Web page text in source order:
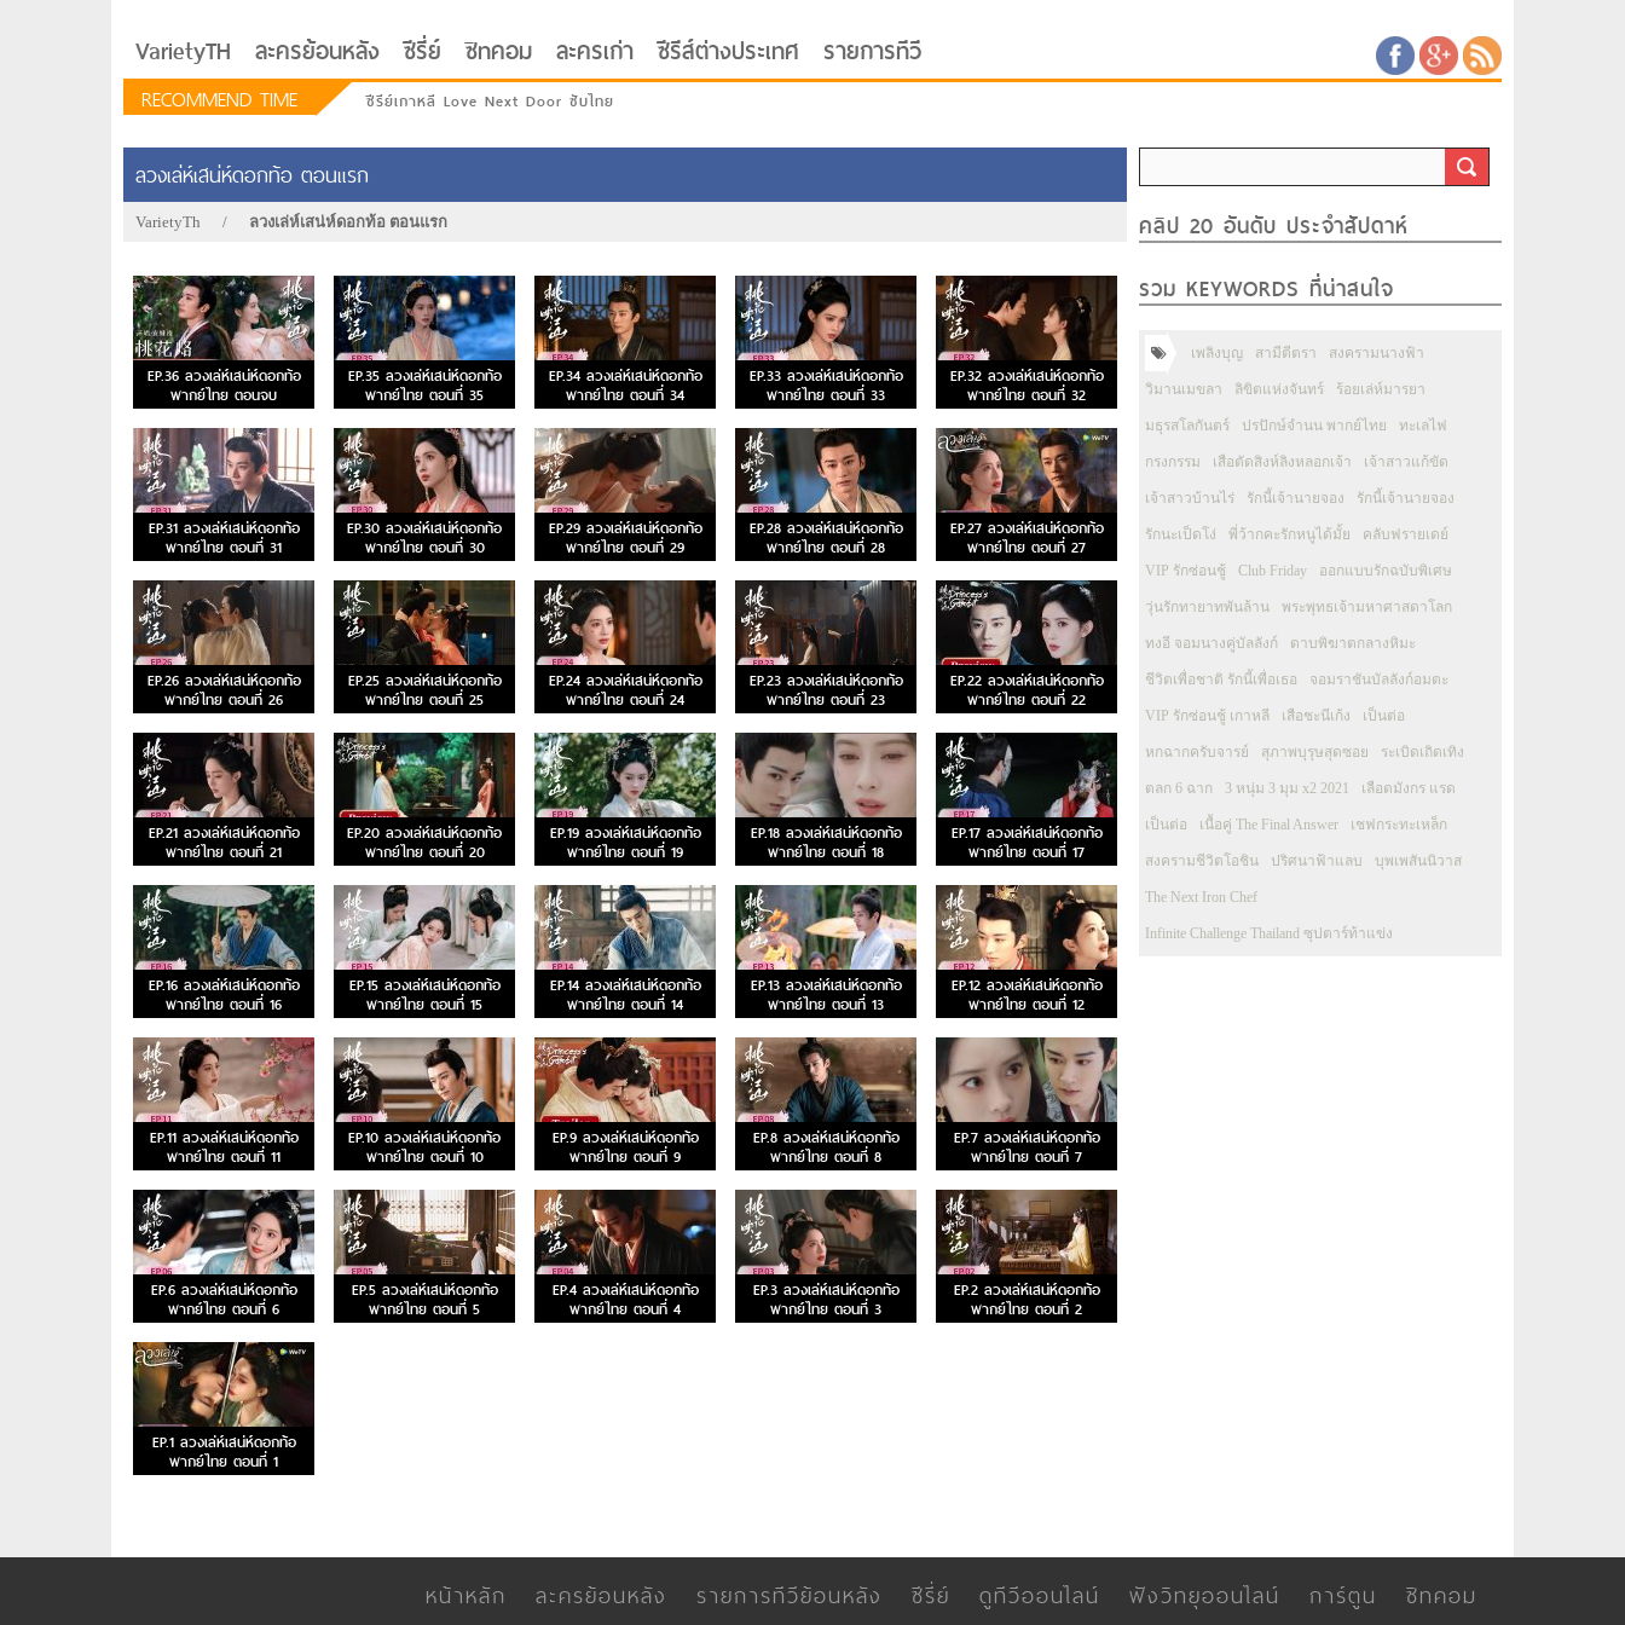
VarietyTH ละครย้อนหลัง ซีรี่ย์ ซิทคอม ละครเก่า ซีรีส์ต่างประเทศ รายการทีวี
RECOMMEND TIME ซีรีย์เกาหลี Love Next Door ซับไทย
รักอยู่ประตูถัดไป
ลวงเล่ห์เสน่ห์ดอกท้อ ตอนแรก
VarietyTh / ลวงเล่ห์เสน่ห์ดอกท้อ ตอนแรก
EP.36 ลวงเล่ห์เสน่ห์ดอกท้อ
พากย์ไทย ตอนจบ
EP.35 ลวงเล่ห์เสน่ห์ดอกท้อ
พากย์ไทย ตอนที่ 35
EP.34 ลวงเล่ห์เสน่ห์ดอกท้อ
พากย์ไทย ตอนที่ 34
EP.33 ลวงเล่ห์เสน่ห์ดอกท้อ
พากย์ไทย ตอนที่ 33
EP.32 ลวงเล่ห์เสน่ห์ดอกท้อ
พากย์ไทย ตอนที่ 32
EP.31 ลวงเล่ห์เสน่ห์ดอกท้อ
พากย์ไทย ตอนที่ 31
EP.30 ลวงเล่ห์เสน่ห์ดอกท้อ
พากย์ไทย ตอนที่ 30
EP.29 ลวงเล่ห์เสน่ห์ดอกท้อ
พากย์ไทย ตอนที่ 29
EP.28 ลวงเล่ห์เสน่ห์ดอกท้อ
พากย์ไทย ตอนที่ 28
EP.27 ลวงเล่ห์เสน่ห์ดอกท้อ
พากย์ไทย ตอนที่ 27
EP.26 ลวงเล่ห์เสน่ห์ดอกท้อ
พากย์ไทย ตอนที่ 26
EP.25 ลวงเล่ห์เสน่ห์ดอกท้อ
พากย์ไทย ตอนที่ 25
EP.24 ลวงเล่ห์เสน่ห์ดอกท้อ
พากย์ไทย ตอนที่ 24
EP.23 ลวงเล่ห์เสน่ห์ดอกท้อ
พากย์ไทย ตอนที่ 23
EP.22 ลวงเล่ห์เสน่ห์ดอกท้อ
พากย์ไทย ตอนที่ 22
EP.21 ลวงเล่ห์เสน่ห์ดอกท้อ
พากย์ไทย ตอนที่ 21
EP.20 ลวงเล่ห์เสน่ห์ดอกท้อ
พากย์ไทย ตอนที่ 20
EP.19 ลวงเล่ห์เสน่ห์ดอกท้อ
พากย์ไทย ตอนที่ 19
EP.18 ลวงเล่ห์เสน่ห์ดอกท้อ
พากย์ไทย ตอนที่ 18
EP.17 ลวงเล่ห์เสน่ห์ดอกท้อ
พากย์ไทย ตอนที่ 17
EP.16 ลวงเล่ห์เสน่ห์ดอกท้อ
พากย์ไทย ตอนที่ 16
EP.15 ลวงเล่ห์เสน่ห์ดอกท้อ
พากย์ไทย ตอนที่ 15
EP.14 ลวงเล่ห์เสน่ห์ดอกท้อ
พากย์ไทย ตอนที่ 14
EP.13 ลวงเล่ห์เสน่ห์ดอกท้อ
พากย์ไทย ตอนที่ 13
EP.12 ลวงเล่ห์เสน่ห์ดอกท้อ
พากย์ไทย ตอนที่ 12
EP.11 ลวงเล่ห์เสน่ห์ดอกท้อ
พากย์ไทย ตอนที่ 11
EP.10 ลวงเล่ห์เสน่ห์ดอกท้อ
พากย์ไทย ตอนที่ 10
EP.9 ลวงเล่ห์เสน่ห์ดอกท้อ
พากย์ไทย ตอนที่ 9
EP.8 ลวงเล่ห์เสน่ห์ดอกท้อ
พากย์ไทย ตอนที่ 8
EP.7 ลวงเล่ห์เสน่ห์ดอกท้อ
พากย์ไทย ตอนที่ 7
EP.6 ลวงเล่ห์เสน่ห์ดอกท้อ
พากย์ไทย ตอนที่ 6
EP.5 ลวงเล่ห์เสน่ห์ดอกท้อ
พากย์ไทย ตอนที่ 5
EP.4 ลวงเล่ห์เสน่ห์ดอกท้อ
พากย์ไทย ตอนที่ 4
EP.3 ลวงเล่ห์เสน่ห์ดอกท้อ
พากย์ไทย ตอนที่ 3
EP.2 ลวงเล่ห์เสน่ห์ดอกท้อ
พากย์ไทย ตอนที่ 2
EP.1 ลวงเล่ห์เสน่ห์ดอกท้อ
พากย์ไทย ตอนที่ 1
คลิป 20 อันดับ ประจำสัปดาห์
รวม KEYWORDS ที่น่าสนใจ
เพลิงบุญ สามีตีตรา สงครามนางฟ้า
วิมานเมขลา ลิขิตแห่งจันทร์ ร้อยเล่ห์มารยา
มธุรสโลกันตร์ ปรปักษ์จำนน พากย์ไทย ทะเลไฟ
กรงกรรม เสือตัดสิงห์ลิงหลอกเจ้า เจ้าสาวแก้ขัด
เจ้าสาวบ้านไร่ รักนี้เจ้านายจอง รักนี้เจ้านายจอง
รักนะเป็ดโง่ พี่ว้ากคะรักหนูได้มั้ย คลับฟรายเดย์
VIP รักซ่อนชู้ Club Friday ออกแบบรักฉบับพิเศษ
วุ่นรักทายาทพันล้าน พระพุทธเจ้ามหาศาสดาโลก
ทงอี จอมนางคู่บัลลังก์ ดาบพิฆาตกลางหิมะ
ชีวิตเพื่อชาติ รักนี้เพื่อเธอ จอมราชันบัลลังก์อมตะ
VIP รักซ่อนชู้ เกาหลี เสือชะนีเก้ง เป็นต่อ
หกฉากครับจารย์ สุภาพบุรุษสุดซอย ระเบิดเถิดเทิง
ตลก 6 ฉาก 3 หนุ่ม 3 มุม x2 2021 เลือดมังกร แรด
เป็นต่อ เนื้อคู่ The Final Answer เชฟกระทะเหล็ก
สงครามชีวิตโอชิน ปริศนาฟ้าแลบ บุพเพสันนิวาส
The Next Iron Chef
Infinite Challenge Thailand ซุปตาร์ท้าแข่ง
หน้าหลัก ละครย้อนหลัง รายการทีวีย้อนหลัง ซีรี่ย์ ดูทีวีออนไลน์ ฟังวิทยุออนไลน์ การ์ตูน ซิทคอม